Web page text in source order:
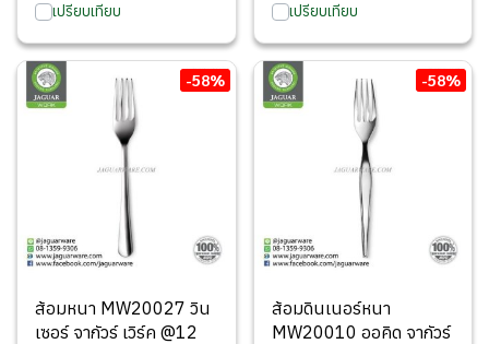
เปรียบเทียบ เปรียบเทียบ
-58%
ส้อมหนา MW20027 วิน
เซอร์ จากัวร์ เวิร์ค @12
-58%
ส้อมดินเนอร์หนา
MW20010 ออคิด จากัวร์